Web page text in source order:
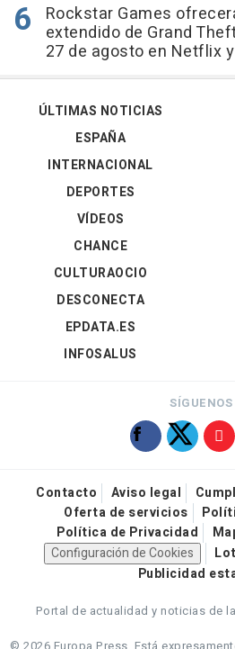
Rockstar Games
extendido de Grand
27 de agosto en Netflix
ÚLTIMAS NOTICIAS
ESPAÑA
INTERNACIONAL
DEPORTES
VÍDEOS
CHANCE
CULTURAOCIO
DESCONECTA
EPDATA.ES
INFOSALUS
SÍGUENOS
Contacto Aviso legal
Oferta de servicios
Política de Privacidad
Configuración de Cookies
Publicidad
Portal de actualidad y noticias de
© 2026 Europa Press. Está